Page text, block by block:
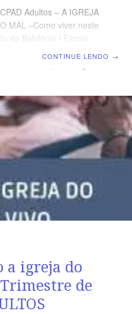
Adultos – A IGREJA
MAL –Como viver neste
da Babilônia | Escola
PRÁTICA Na
deve refletir os valores
DIÁRIA
CONTINUE LENDO →
a igreja do
de